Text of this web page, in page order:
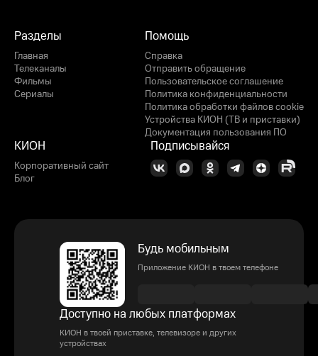
Разделы
Главная
Телеканалы
Фильмы
Сериалы
Помощь
Справка
Отправить обращение
Пользовательское соглашение
Политика конфиденциальности
Политика обработки файлов cookie
Устройства КИОН (ТВ и приставки)
Документация пользования ПО
КИОН
Корпоративный сайт
Блог
Подписывайся
Будь мобильным
Приложение КИОН в твоем телефоне
Доступно на любых платформах
КИОН в твоей приставке, телевизоре и других
устройствах